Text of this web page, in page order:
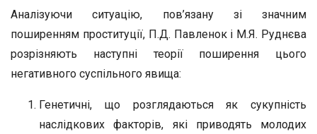
Аналізуючи ситуацію, пов’язану зі значним
поширенням проституції, П.Д. Павленок і М.Я. Руднєва
розрізняють наступні теорії поширення цього
негативного суспільного явища:
Генетичні, що розглядаються як сукупність
наслідкових факторів, які приводять молодих